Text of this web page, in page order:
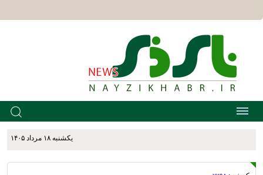
يکشنبه ۱۸ مرداد ۱۴۰۵